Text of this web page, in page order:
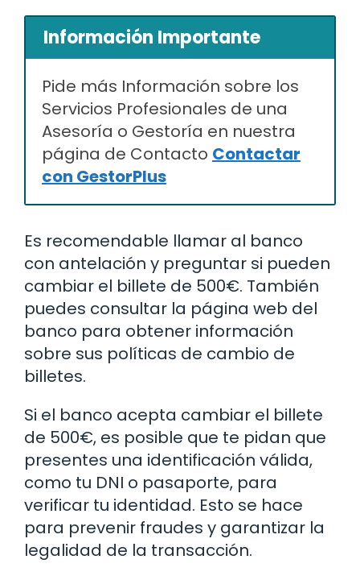
Información Importante
Pide más Información sobre los
Servicios Profesionales de una
Asesoría o Gestoría en nuestra
página de Contacto Contactar
con GestorPlus
Es recomendable llamar al banco
con antelación y preguntar si pueden
cambiar el billete de 500€. También
puedes consultar la página web del
banco para obtener información
sobre sus políticas de cambio de
billetes.
Si el banco acepta cambiar el billete
de 500€, es posible que te pidan que
presentes una identificación válida,
como tu DNI o pasaporte, para
verificar tu identidad. Esto se hace
para prevenir fraudes y garantizar la
legalidad de la transacción.